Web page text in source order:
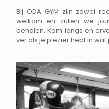
Bij ODA GYM zijn zowel
welkom en zullen we
behalen. Kom langs en
ver als je plezier hebt in wat